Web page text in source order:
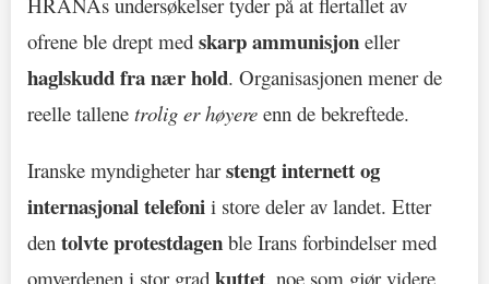
ofrene ble drept med skarp ammunisjon eller
haglskudd fra nær hold. Organisasjonen mener de
reelle tallene trolig er høyere enn de bekreftede.
Iranske myndigheter harstengt internett og
internasjonal telefoni i store deler av landet. Etter
den tolvte protestdagen ble Irans forbindelser med
omverdenen i stor grad kuttet, noe som gjør videre